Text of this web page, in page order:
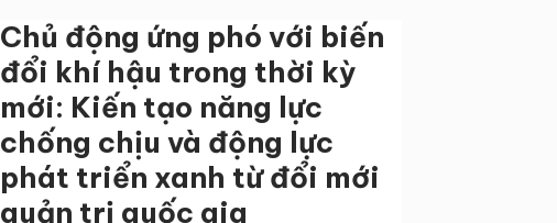
Chủ động ứng phó với biến
đổi khí hậu trong thời kỳ
mới: Kiến tạo năng lực
chống chịu và động lực
phát triển xanh từ đổi mới
quản trị quốc gia